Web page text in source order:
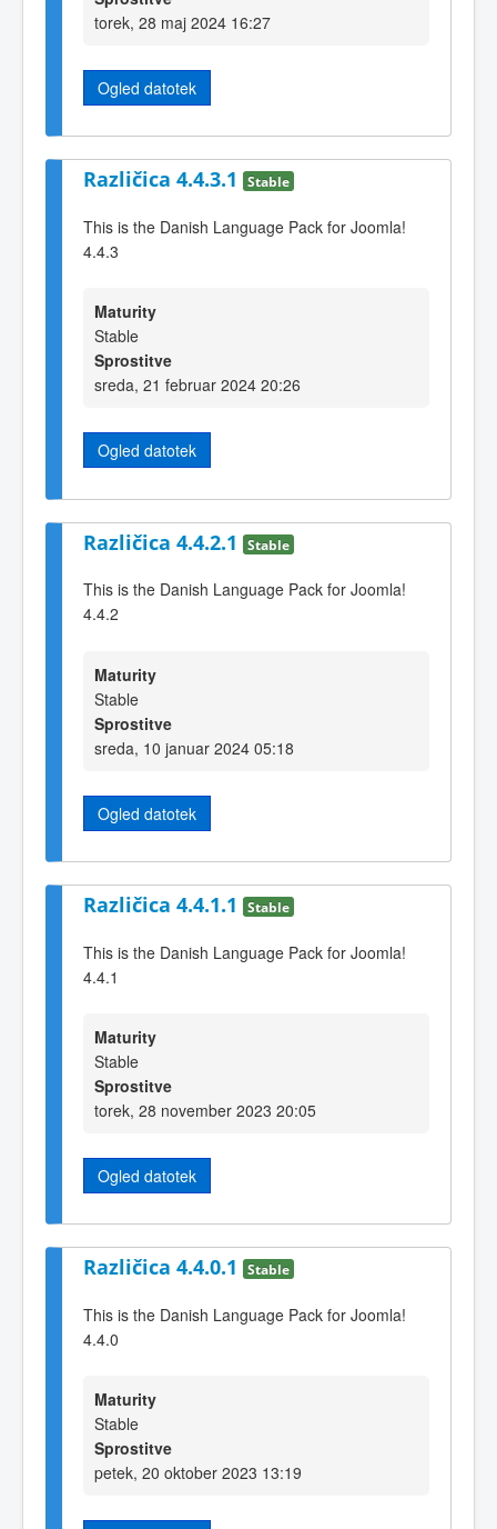
torek, 28 maj 2024 16:27
Ogled datotek
Različica 4.4.3.1 Stable
This is the Danish Language Pack for Joomla!
4.4.3
Maturity
Stable
Sprostitve
sreda, 21 februar 2024 20:26
Ogled datotek
Različica 4.4.2.1 Stable
This is the Danish Language Pack for Joomla!
4.4.2
Maturity
Stable
Sprostitve
sreda, 10 januar 2024 05:18
Ogled datotek
Različica 4.4.1.1 Stable
This is the Danish Language Pack for Joomla!
4.4.1
Maturity
Stable
Sprostitve
torek, 28 november 2023 20:05
Ogled datotek
Različica 4.4.0.1 Stable
This is the Danish Language Pack for Joomla!
4.4.0
Maturity
Stable
Sprostitve
petek, 20 oktober 2023 13:19